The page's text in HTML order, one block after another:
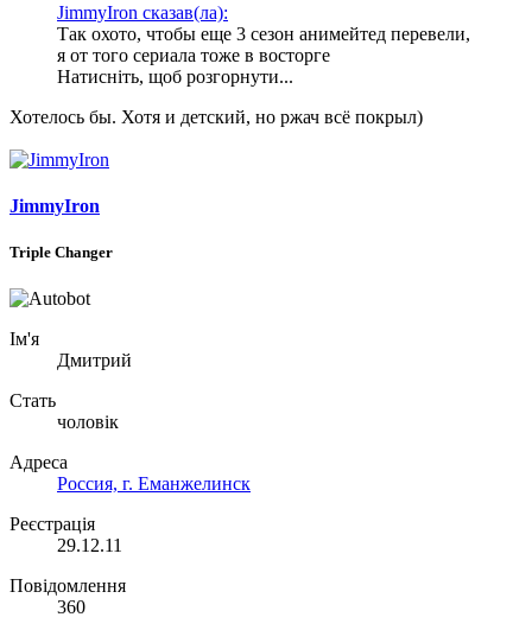
JimmyIron сказав(ла):
Так охото, чтобы еще 3 сезон анимейтед перевели,
я от того сериала тоже в восторге
Натисніть, щоб розгорнути...
Хотелось бы. Хотя и детский, но ржач всё покрыл)
JimmyIron
Triple Changer
Ім'я
Дмитрий
Стать
чоловік
Адреса
Россия, г. Еманжелинск
Реєстрація
29.12.11
Повідомлення
360